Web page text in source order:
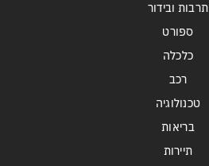
תרבות ובידור
ספורט
כלכלה
רכב
טכנולוגיה
בריאות
תיירות